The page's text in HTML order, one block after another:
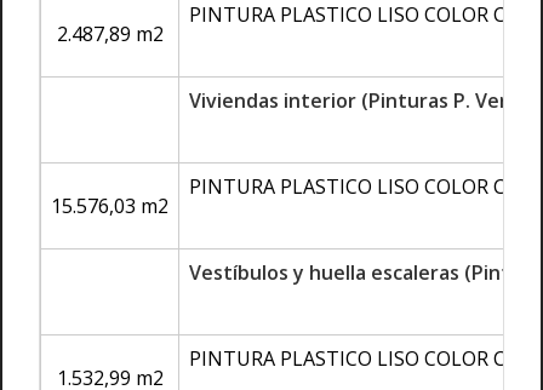
2.487,89 m2
PINTURA PLASTICO LISO COLOR
Viviendas interior (Pinturas P.
15.576,03 m2
PINTURA PLASTICO LISO COLOR
Vestíbulos y huella escaleras
1.532,99 m2
PINTURA PLASTICO LISO COLOR